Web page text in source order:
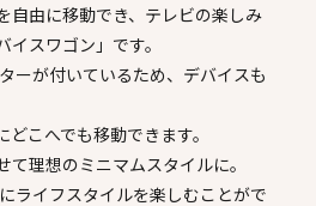
自由に移動でき、テレビの楽しみ
スワゴン」です。
ーが付いているため、デバイスも
こへでも移動できます。
理想のミニマムスタイルに。
ライフスタイルを楽しむことがで